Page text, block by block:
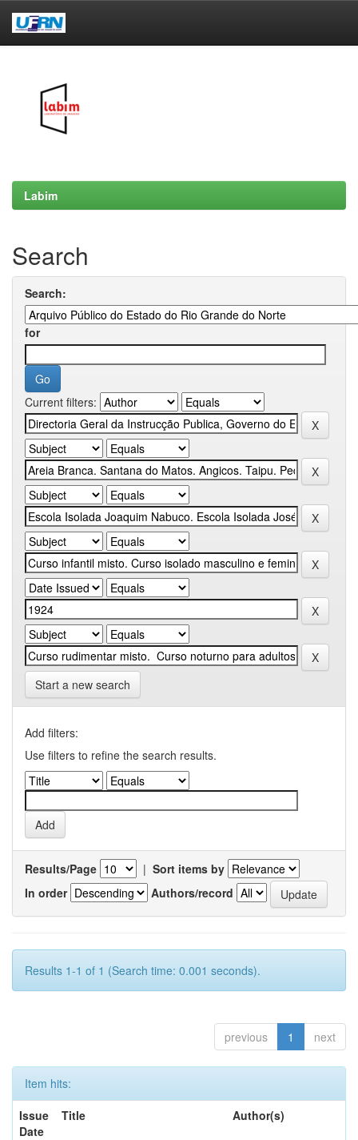
Labim
Search
Search:
for
Current filters:
Start a new search
Add filters:
Use filters to refine the search results.
Results/Page | Sort items by
In order
Authors/record
Results 1-1 of 1 (Search time: 0.001 seconds).
previous 1 next
Item hits:
Issue
Date
Title Author(s)